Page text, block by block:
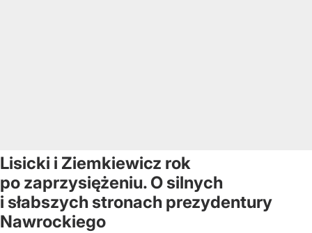
Lisicki i Ziemkiewicz rok
po zaprzysiężeniu. O silnych
i słabszych stronach prezydentury
Nawrockiego